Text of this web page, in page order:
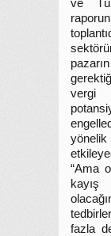
ve
yönelik
“Ama
fazla